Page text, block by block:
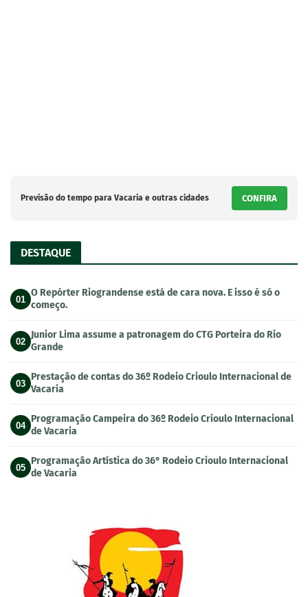
Previsão do tempo para Vacaria e outras cidades CONFIRA
DESTAQUE
01
O Repórter Riograndense está de cara nova. E isso é só o
começo.
02
Junior Lima assume a patronagem do CTG Porteira do Rio
Grande
03
Prestação de contas do 36º Rodeio Crioulo Internacional de
Vacaria
04
Programação Campeira do 36º Rodeio Crioulo Internacional
de Vacaria
05
Programação Artística do 36° Rodeio Crioulo Internacional
de Vacaria